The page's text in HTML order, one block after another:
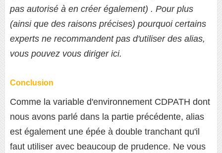
pas autorisé à en créer également) . Pour plus
(ainsi que des raisons précises) pourquoi certains
experts ne recommandent pas d'utiliser des alias,
vous pouvez vous diriger ici.
Conclusion
Comme la variable d'environnement CDPATH dont
nous avons parlé dans la partie précédente, alias
est également une épée à double tranchant qu'il
faut utiliser avec beaucoup de prudence. Ne vous